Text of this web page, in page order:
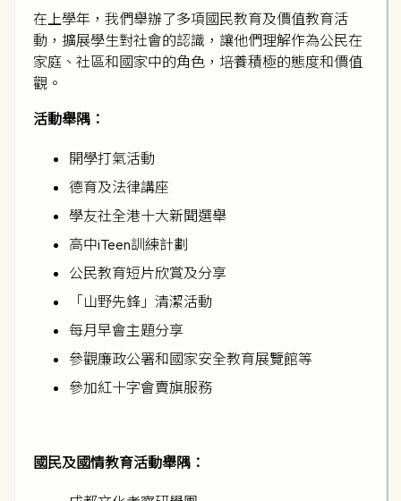
在上學年，我們舉辦了多項國民教育及價值教育活
動，擴展學生對社會的認識，讓他們理解作為公民在
家庭、社區和國家中的角色，培養積極的態度和價值
觀。
活動舉隅：
開學打氣活動
德育及法律講座
學友社全港十大新聞選舉
高中iTeen訓練計劃
公民教育短片欣賞及分享
「山野先鋒」清潔活動
每月早會主題分享
參觀廉政公署和國家安全教育展覽館等
參加紅十字會賣旗服務
國民及國情教育活動舉隅：